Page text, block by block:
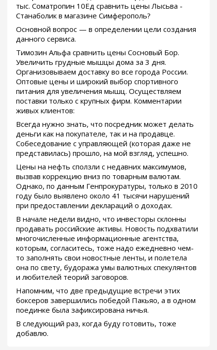
тыс. Cоматропин 10Ед сравнить цены Лысьва -
Станаболик в магазине Симферополь?
Основной вопрос — в определении цели создания
данного сервиса.
Tимозин Альфа сравнить цены Сосновый Бор.
Увеличить грудные мышцы дома за 3 дня.
Организовываем доставку во все города России.
Оптовые цены и широкий выбор спортивного
питания для увеличения мышц. Осуществляем
поставки только с крупных фирм. Комментарии
живых клиентов:
Всегда нужно знать, что посредник может делать
деньги как на покупателе, так и на продавце.
Собеседование с управляющей (которая даже не
представилась) прошло, на мой взгляд, успешно.
Цены на нефть сползли с недавних максимумов,
вызвав коррекцию вниз по товарным валютам.
Однако, по данным Генпрокуратуры, только в 2010
году было выявлено около 41 тысячи нарушений
при предоставлении деклараций о доходах.
В начале недели видно, что инвесторы склонны
продавать российские активы. Новость подхватили
многочисленные информационные агентства,
которым, согласитесь, тоже надо ежедневно чем-
то заполнять свои новостные ленты, и полетела
она по свету, будоража умы валютных спекулянтов
и любителей теорий заговоров.
Напомним, что две предыдущие встречи этих
боксеров завершились победой Пакьяо, а в одном
поединке была зафиксирована ничья.
В следующий раз, когда буду готовить, тоже
добавлю.